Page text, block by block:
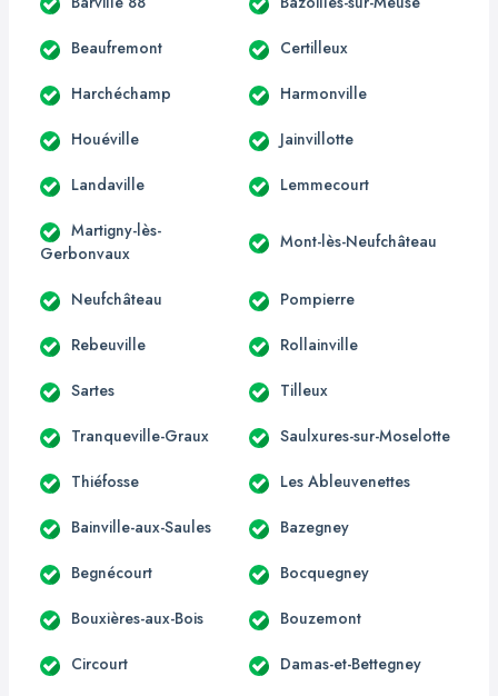
Beaufremont Certilleux
Harchéchamp Harmonville
Houéville Jainvillotte
Landaville Lemmecourt
Martigny-lès-
Gerbonvaux
Mont-lès-Neufchâteau
Neufchâteau Pompierre
Rebeuville Rollainville
Sartes Tilleux
Tranqueville-Graux Saulxures-sur-Moselotte
Thiéfosse Les Ableuvenettes
Bainville-aux-Saules Bazegney
Begnécourt Bocquegney
Bouxières-aux-Bois Bouzemont
Circourt Damas-et-Bettegney